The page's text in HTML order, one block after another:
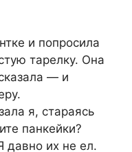
и попросила
тарелку. Она
— и
я, стараясь
панкейки?
давно их не ел.